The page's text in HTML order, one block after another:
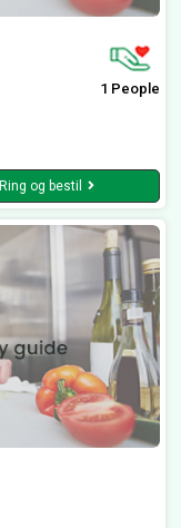
1 People
Ring og bestil